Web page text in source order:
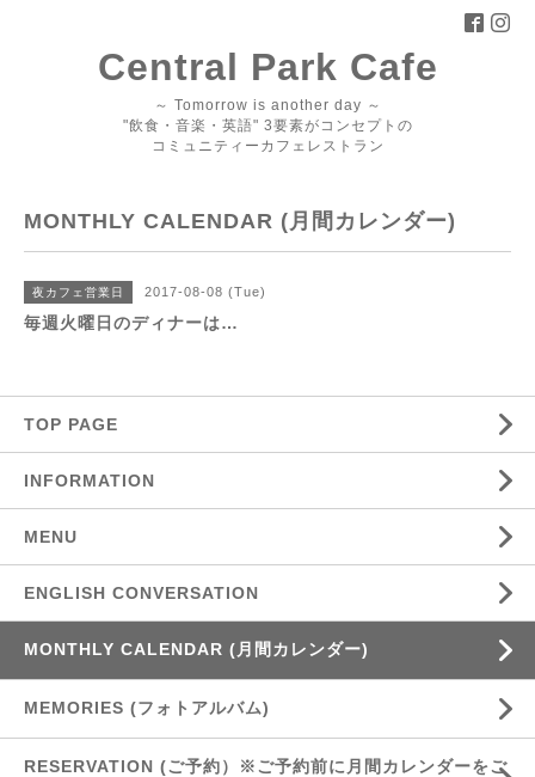
Central Park Cafe
～ Tomorrow is another day ～
"飲食・音楽・英語" 3要素がコンセプトの
コミュニティーカフェレストラン
MONTHLY CALENDAR (月間カレンダー)
夜カフェ営業日 2017-08-08 (Tue)
毎週火曜日のディナーは…
TOP PAGE
INFORMATION
MENU
ENGLISH CONVERSATION
MONTHLY CALENDAR (月間カレンダー)
MEMORIES (フォトアルバム)
RESERVATION (ご予約）※ご予約前に月間カレンダーをご